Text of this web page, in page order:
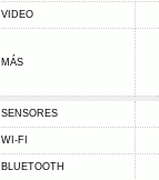
VIDEO
MÁS
SENSORES
WI-FI
BLUETOOTH